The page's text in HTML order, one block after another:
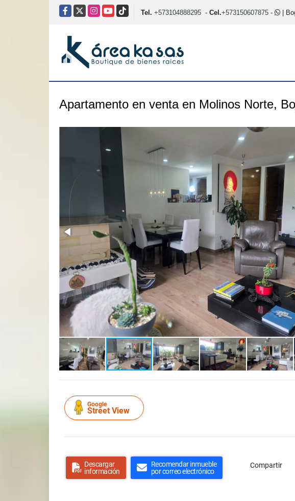
Facebook
X Instagram
YouTubeTikTok Tel. +573104888295 - Cel.+573150607875 - |
Apartamento en venta en Molinos Norte,
Google
Street View
Descargar
información
Recomendar inmueble
por correo electrónico
Compartir